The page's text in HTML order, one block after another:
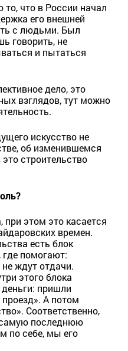
что в России начал
его внешней
с людьми. Был
говорить, не
и пытаться
дело, это
взглядов, тут можно
искусство не
об изменившемся
строительство
этом это касается
времен.
есть блок
помогают:
ждут отдачи.
этого блока
пришли
А потом
Соответственно,
последнюю
по себе, мы его